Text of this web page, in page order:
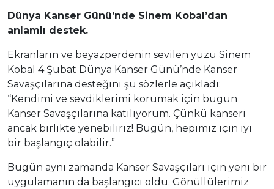
Dünya Kanser Günü’nde Sinem Kobal’dan
anlamlı destek.
Ekranların ve beyazperdenin sevilen yüzü Sinem
Kobal 4 Şubat Dünya Kanser Günü’nde Kanser
Savaşçılarına desteğini şu sözlerle açıkladı:
“Kendimi ve sevdiklerimi korumak için bugün
Kanser Savaşçılarına katılıyorum. Çünkü kanseri
ancak birlikte yenebiliriz! Bugün, hepimiz için iyi
bir başlangıç olabilir.”
Bugün aynı zamanda Kanser Savaşçıları için yeni bir
uygulamanın da başlangıcı oldu. Gönüllülerimiz